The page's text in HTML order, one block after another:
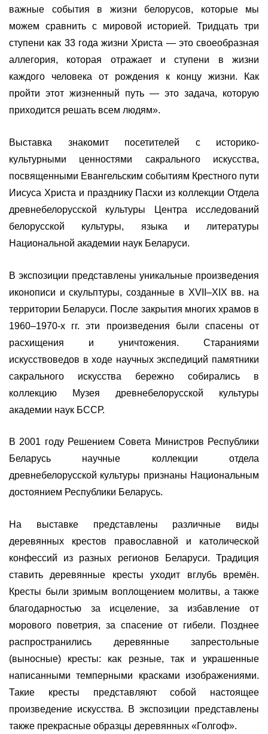
важные события в жизни белорусов, которые мы
можем сравнить с мировой историей. Тридцать три
ступени как 33 года жизни Христа — это своеобразная
аллегория, которая отражает и ступени в жизни
каждого человека от рождения к концу жизни. Как
пройти этот жизненный путь — это задача, которую
приходится решать всем людям».
Выставка знакомит посетителей с историко-
культурными ценностями сакрального искусства,
посвященными Евангельским событиям Крестного пути
Иисуса Христа и празднику Пасхи из коллекции Отдела
древнебелорусской культуры Центра исследований
белорусской культуры, языка и литературы
Национальной академии наук Беларуси.
В экспозиции представлены уникальные произведения
иконописи и скульптуры, созданные в XVII–XIХ вв. на
территории Беларуси. После закрытия многих храмов в
1960–1970-х гг. эти произведения были спасены от
расхищения и уничтожения. Стараниями
искусствоведов в ходе научных экспедиций памятники
сакрального искусства бережно собирались в
коллекцию Музея древнебелорусской культуры
академии наук БССР.
В 2001 году Решением Совета Министров Республики
Беларусь научные коллекции отдела
древнебелорусской культуры признаны Национальным
достоянием Республики Беларусь.
На выставке представлены различные виды
деревянных крестов православной и католической
конфессий из разных регионов Беларуси. Традиция
ставить деревянные кресты уходит вглубь времён.
Кресты были зримым воплощением молитвы, а также
благодарностью за исцеление, за избавление от
морового поветрия, за спасение от гибели. Позднее
распространились деревянные запрестольные
(выносные) кресты: как резные, так и украшенные
написанными темперными красками изображениями.
Такие кресты представляют собой настоящее
произведение искусства. В экспозиции представлены
также прекрасные образцы деревянных «Голгоф».